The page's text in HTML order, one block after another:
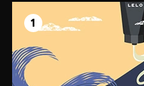
1 准备
在BILLY™ 2上涂抹足够
Moisturizer，并让自己